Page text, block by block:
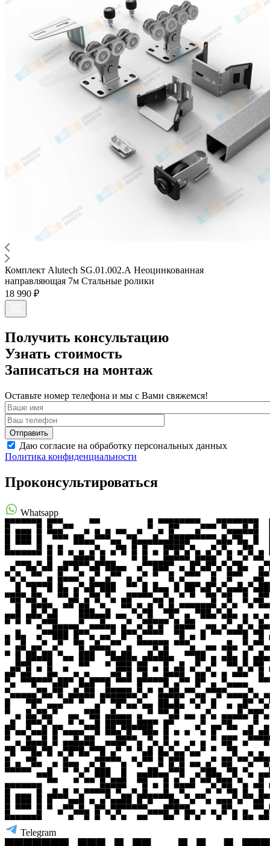
Комплект Alutech SG.01.002.А Неоцинкованная
направляющая 7м Стальные ролики
18 990 ₽
Получить консультацию
Узнать стоимость
Записаться на монтаж
Оставьте номер телефона и мы с Вами свяжемся!
Даю согласие на обработку персональных данных
Политика конфиденциальности
Проконсультироваться
Whatsapp
Telegram